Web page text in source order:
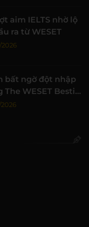
aim IELTS nhờ lộ
ra từ WESET
bất ngờ đột nhập
The WESET Bestie
3